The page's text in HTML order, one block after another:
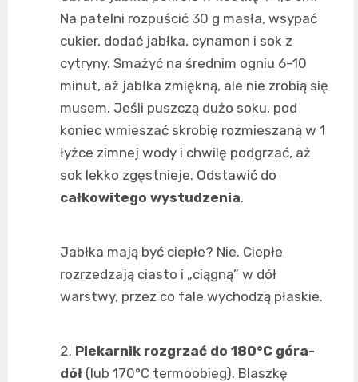
Na patelni rozpuścić 30 g masła, wsypać
cukier, dodać jabłka, cynamon i sok z
cytryny. Smażyć na średnim ogniu 6–10
minut, aż jabłka zmiękną, ale nie zrobią się
musem. Jeśli puszczą dużo soku, pod
koniec wmieszać skrobię rozmieszaną w 1
łyżce zimnej wody i chwilę podgrzać, aż
sok lekko zgęstnieje. Odstawić do
całkowitego wystudzenia.
Jabłka mają być ciepłe? Nie. Ciepłe
rozrzedzają ciasto i „ciągną” w dół
warstwy, przez co fale wychodzą płaskie.
Piekarnik rozgrzać do 180°C góra-
dół (lub 170°C termoobieg). Blaszkę